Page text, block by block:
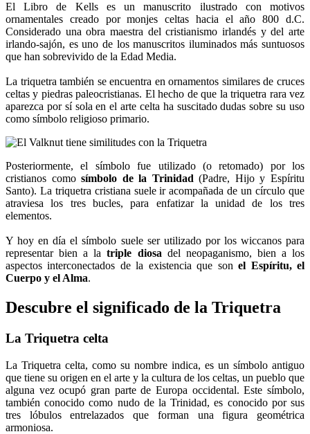
El Libro de Kells es un manuscrito ilustrado con motivos
ornamentales creado por monjes celtas hacia el año 800 d.C.
Considerado una obra maestra del cristianismo irlandés y del arte
irlando-sajón, es uno de los manuscritos iluminados más suntuosos
que han sobrevivido de la Edad Media.
La triquetra también se encuentra en ornamentos similares de cruces
celtas y piedras paleocristianas. El hecho de que la triquetra rara vez
aparezca por sí sola en el arte celta ha suscitado dudas sobre su uso
como símbolo religioso primario.
Posteriormente, el símbolo fue utilizado (o retomado) por los
cristianos comosímbolo de la Trinidad (Padre, Hijo y Espíritu
Santo). La triquetra cristiana suele ir acompañada de un círculo que
atraviesa los tres bucles, para enfatizar la unidad de los tres
elementos.
Y hoy en día el símbolo suele ser utilizado por los wiccanos para
representar bien a latriple diosa del neopaganismo, bien a los
aspectos interconectados de la existencia que sonel Espíritu, el
Cuerpo y el Alma.
Descubre el significado de la Triquetra
La Triquetra celta
La Triquetra celta, como su nombre indica, es un símbolo antiguo
que tiene su origen en el arte y la cultura de los celtas, un pueblo que
alguna vez ocupó gran parte de Europa occidental. Este símbolo,
también conocido como nudo de la Trinidad, es conocido por sus
tres lóbulos entrelazados que forman una figura geométrica
armoniosa.